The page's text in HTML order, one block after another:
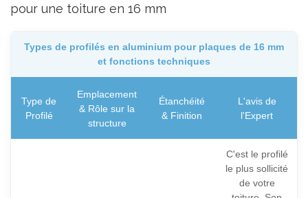
pour une toiture en 16 mm
Types de profilés en aluminium pour plaques de 16 mm
et fonctions techniques
Type de
Profilé
Emplacement
& Rôle sur la
structure
Étanchéité
& Finition
L'avis de
l'Expert
C'est le profilé
le plus sollicité
de votre